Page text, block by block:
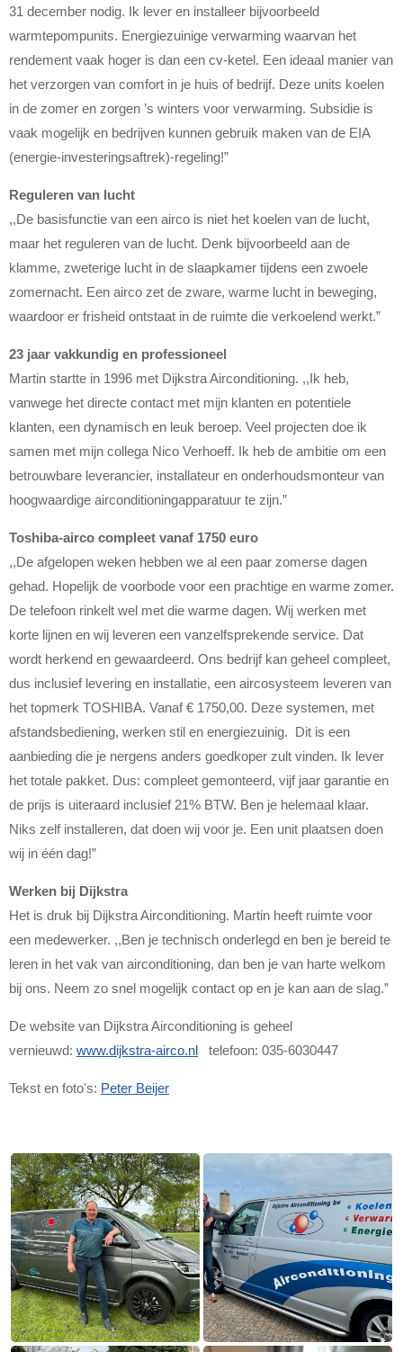
31 december nodig. Ik lever en installeer bijvoorbeeld
warmtepompunits. Energiezuinige verwarming waarvan het
rendement vaak hoger is dan een cv-ketel. Een ideaal manier van
het verzorgen van comfort in je huis of bedrijf. Deze units koelen
in de zomer en zorgen ’s winters voor verwarming. Subsidie is
vaak mogelijk en bedrijven kunnen gebruik maken van de EIA
(energie-investeringsaftrek)-regeling!”
Reguleren van lucht
,,De basisfunctie van een airco is niet het koelen van de lucht,
maar het reguleren van de lucht. Denk bijvoorbeeld aan de
klamme, zweterige lucht in de slaapkamer tijdens een zwoele
zomernacht. Een airco zet de zware, warme lucht in beweging,
waardoor er frisheid ontstaat in de ruimte die verkoelend werkt.”
23 jaar vakkundig en professioneel
Martin startte in 1996 met Dijkstra Airconditioning. ,,Ik heb,
vanwege het directe contact met mijn klanten en potentiele
klanten, een dynamisch en leuk beroep. Veel projecten doe ik
samen met mijn collega Nico Verhoeff. Ik heb de ambitie om een
betrouwbare leverancier, installateur en onderhoudsmonteur van
hoogwaardige airconditioningapparatuur te zijn.”
Toshiba-airco compleet vanaf 1750 euro
,,De afgelopen weken hebben we al een paar zomerse dagen
gehad. Hopelijk de voorbode voor een prachtige en warme zomer.
De telefoon rinkelt wel met die warme dagen. Wij werken met
korte lijnen en wij leveren een vanzelfsprekende service. Dat
wordt herkend en gewaardeerd. Ons bedrijf kan geheel compleet,
dus inclusief levering en installatie, een aircosysteem leveren van
het topmerk TOSHIBA. Vanaf € 1750,00. Deze systemen, met
afstandsbediening, werken stil en energiezuinig. Dit is een
aanbieding die je nergens anders goedkoper zult vinden. Ik lever
het totale pakket. Dus: compleet gemonteerd, vijf jaar garantie en
de prijs is uiteraard inclusief 21% BTW. Ben je helemaal klaar.
Niks zelf installeren, dat doen wij voor je. Een unit plaatsen doen
wij in één dag!”
Werken bij Dijkstra
Het is druk bij Dijkstra Airconditioning. Martin heeft ruimte voor
een medewerker. ,,Ben je technisch onderlegd en ben je bereid te
leren in het vak van airconditioning, dan ben je van harte welkom
bij ons. Neem zo snel mogelijk contact op en je kan aan de slag.”
De website van Dijkstra Airconditioning is geheel
vernieuwd: www.dijkstra-airco.nl telefoon: 035-6030447
Tekst en foto's: Peter Beijer